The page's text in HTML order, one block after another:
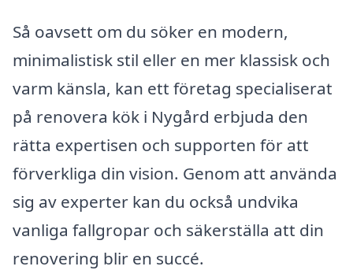
Så oavsett om du söker en modern,
minimalistisk stil eller en mer klassisk och
varm känsla, kan ett företag specialiserat
på renovera kök i Nygård erbjuda den
rätta expertisen och supporten för att
förverkliga din vision. Genom att använda
sig av experter kan du också undvika
vanliga fallgropar och säkerställa att din
renovering blir en succé.